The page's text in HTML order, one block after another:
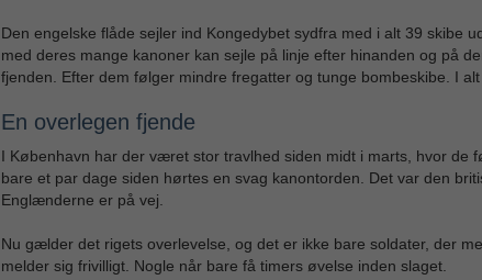
Den engelske flåde sejler ind Kongedybet sydfra med i alt 39 skibe
med deres mange kanoner kan sejle på linje efter hinanden og på
fjenden. Efter dem følger mindre fregatter og tunge bombeskibe. I
En overlegen fjende
I København har der været stor travlhed siden midt i marts, hvor de
bare et par dage siden hørtes en svag kanontorden. Det var den
Englænderne er på vej.
Nu gælder det rigets overlevelse, og det er ikke bare soldater, der
melder sig frivilligt. Nogle når bare få timers øvelse inden slaget.